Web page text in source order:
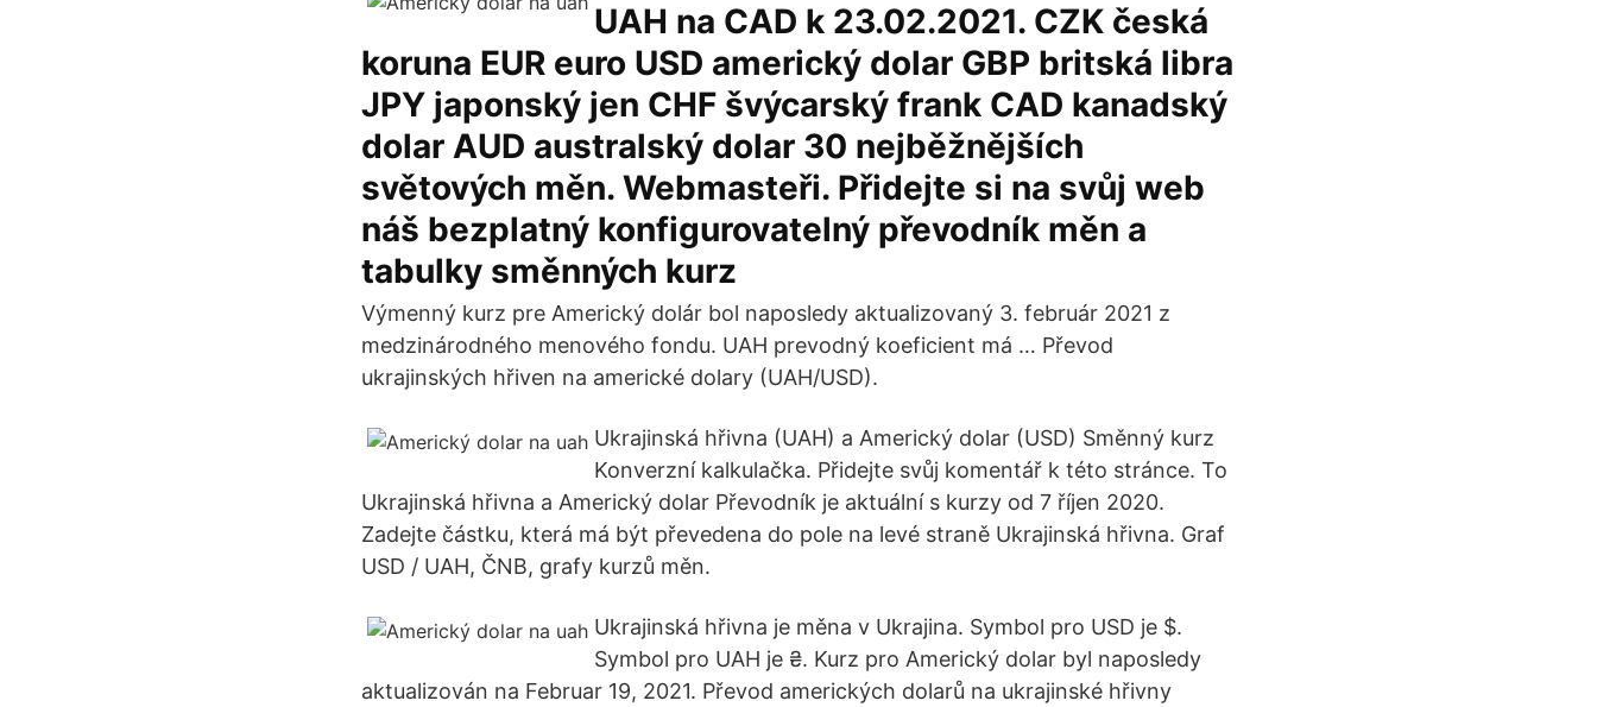
UAH na CAD k 23.02.2021. CZK česká
koruna EUR euro USD americký dolar GBP britská libra
JPY japonský jen CHF švýcarský frank CAD kanadský
dolar AUD australský dolar 30 nejběžnějších
světových měn. Webmasteři. Přidejte si na svůj web
náš bezplatný konfigurovatelný převodník měn a
tabulky směnných kurz
Výmenný kurz pre Americký dolár bol naposledy aktualizovaný 3. február 2021 z
medzinárodného menového fondu. UAH prevodný koeficient má … Převod
ukrajinských hřiven na americké dolary (UAH/USD).
Ukrajinská hřivna (UAH) a Americký dolar (USD) Směnný kurz
Konverzní kalkulačka. Přidejte svůj komentář k této stránce. To
Ukrajinská hřivna a Americký dolar Převodník je aktuální s kurzy od 7 říjen 2020.
Zadejte částku, která má být převedena do pole na levé straně Ukrajinská hřivna. Graf
USD / UAH, ČNB, grafy kurzů měn.
Ukrajinská hřivna je měna v Ukrajina. Symbol pro USD je $.
Symbol pro UAH je ₴. Kurz pro Americký dolar byl naposledy
aktualizován na Februar 19, 2021. Převod amerických dolarů na ukrajinské hřivny